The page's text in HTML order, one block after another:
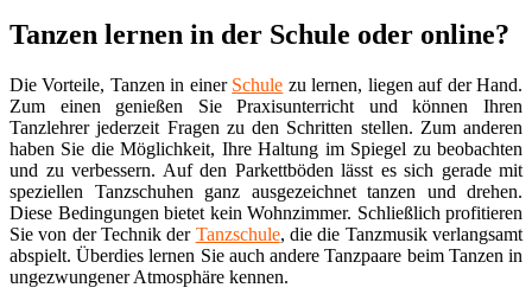
Tanzen lernen in der Schule oder online?
Die Vorteile, Tanzen in einer Schule zu lernen, liegen auf der Hand.
Zum einen genießen Sie Praxisunterricht und können Ihren
Tanzlehrer jederzeit Fragen zu den Schritten stellen. Zum anderen
haben Sie die Möglichkeit, Ihre Haltung im Spiegel zu beobachten
und zu verbessern. Auf den Parkettböden lässt es sich gerade mit
speziellen Tanzschuhen ganz ausgezeichnet tanzen und drehen.
Diese Bedingungen bietet kein Wohnzimmer. Schließlich profitieren
Sie von der Technik der Tanzschule, die die Tanzmusik verlangsamt
abspielt. Überdies lernen Sie auch andere Tanzpaare beim Tanzen in
ungezwungener Atmosphäre kennen.